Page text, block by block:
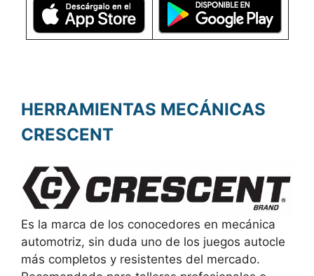
HERRAMIENTAS MECÁNICAS
CRESCENT
Es la marca de los conocedores en mecánica
automotriz, sin duda uno de los juegos autocle
más completos y resistentes del mercado.